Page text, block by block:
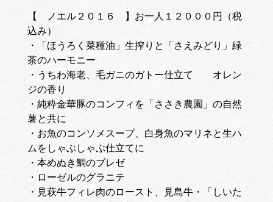
【 ノエル２０１６ 】お一人１２０００円（税
込み）
・「ほうろく菜種油」生搾りと「さえみどり」緑
茶のハーモニー
・うちわ海老、毛ガニのガトー仕立て オレン
ジの香り
・純粋金華豚のコンフィを「ささき農園」の自然
薯と共に
・お魚のコンソメスープ、白身魚のマリネと生ハ
ムをしゃぶしゃぶ仕立てに
・本めぬき鯛のブレゼ
・ローゼルのグラニテ
・見萩牛フィレ肉のロースト、見島牛・「しいた